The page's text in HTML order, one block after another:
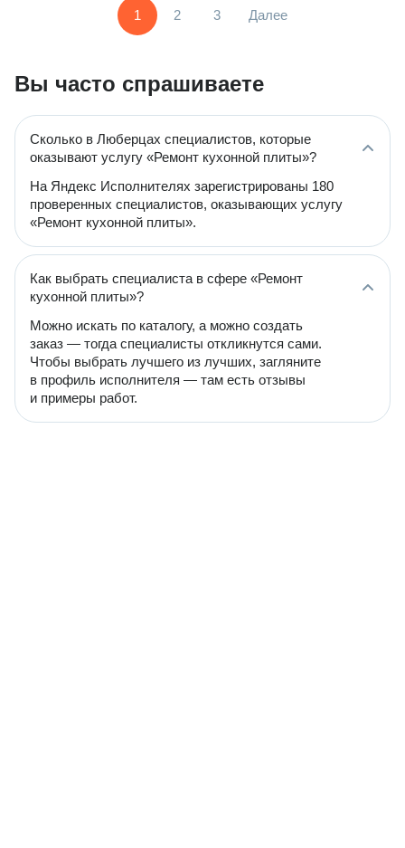
1 2 3 Далее
Вы часто спрашиваете
Сколько в Люберцах специалистов, которые
оказывают услугу «Ремонт кухонной плиты»?
На Яндекс Исполнителях зарегистрированы 180
проверенных специалистов, оказывающих услугу
«Ремонт кухонной плиты».
Как выбрать специалиста в сфере «Ремонт
кухонной плиты»?
Можно искать по каталогу, а можно создать
заказ — тогда специалисты откликнутся сами.
Чтобы выбрать лучшего из лучших, загляните
в профиль исполнителя — там есть отзывы
и примеры работ.